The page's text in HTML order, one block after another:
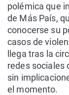
polémica que
de Más País,
conocerse su
casos de
llega tras la
redes sociales
sin
el momento.